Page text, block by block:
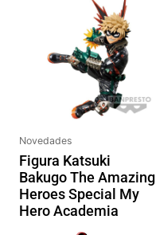
Novedades
Figura Katsuki
Bakugo The Amazing
Heroes Special My
Hero Academia